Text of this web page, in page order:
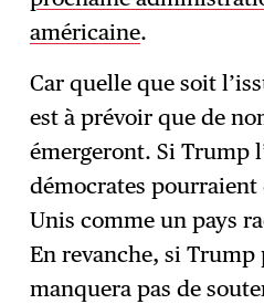
américaine.
Car quelle que soit
est à prévoir que de
émergeront. Si Trump
démocrates pourraient
Unis comme un pays
En revanche, si Trump
manquera pas de